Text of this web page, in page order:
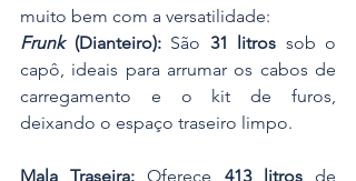
muito bem com a versatilidade:
Frunk (Dianteiro): São 31 litros sob o
capô, ideais para arrumar os cabos de
carregamento e o kit de furos,
deixando o espaço traseiro limpo.
Mala Traseira: Oferece 413 litros de